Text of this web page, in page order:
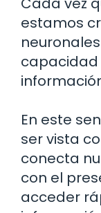
estamos
capacidad
En este
ser vista
conecta
con el
acceder